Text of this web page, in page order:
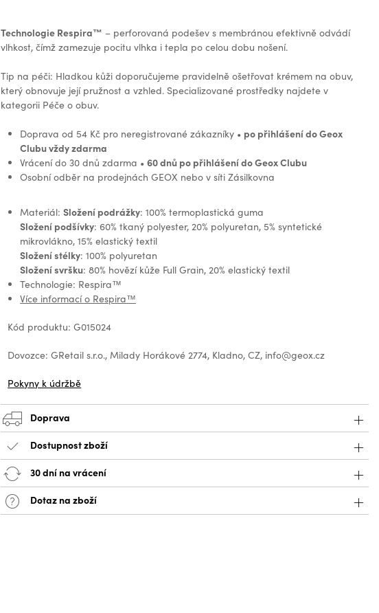
Technologie Respira™️ – perforovaná podešev s membránou efektivně odvádí
vlhkost, čímž zamezuje pocitu vlhka i tepla po celou dobu nošení.
Tip na péči: Hladkou kůži doporučujeme pravidelně ošetřovat krémem na obuv,
který obnovuje její pružnost a vzhled. Specializované prostředky najdete v
kategorii Péče o obuv.
Doprava od 54 Kč pro neregistrované zákazníky • po přihlášení do Geox
Clubu vždy zdarma
Vrácení do 30 dnů zdarma •60 dnů po přihlášení do Geox Clubu
Osobní odběr na prodejnách GEOX nebo v síti Zásilkovna
Materiál:Složení podrážky: 100% termoplastická guma
Složení podšívky: 60% tkaný polyester, 20% polyuretan, 5% syntetické
mikrovlákno, 15% elastický textil
Složení stélky: 100% polyuretan
Složení svršku: 80% hovězí kůže Full Grain, 20% elastický textil
Technologie: Respira™
Více informací o Respira™
Kód produktu: G015024
Dovozce: GRetail s.r.o., Milady Horákové 2774, Kladno, CZ, info@geox.cz
Pokyny k údržbě
Doprava
Dostupnost zboží
30 dní na vrácení
Dotaz na zboží